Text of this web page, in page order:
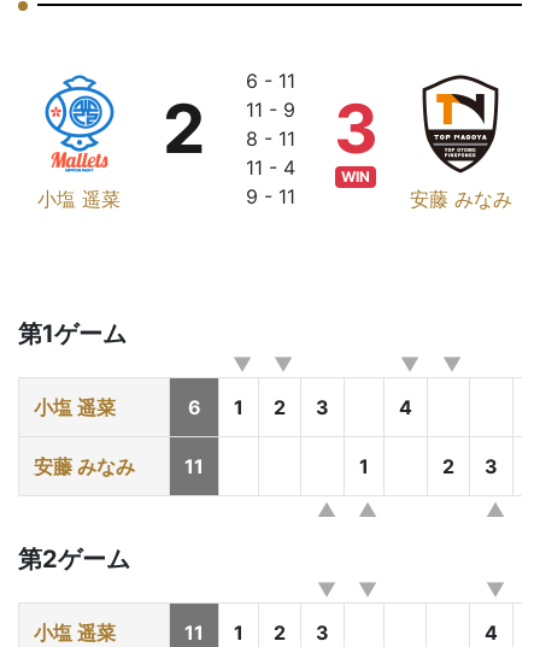
小塩 遥菜
2
6 - 11
11 - 9
8 - 11
11 - 4
9 - 11
安藤 みなみ
3
WIN
第1ゲーム
小塩 遥菜 6 1 2 3 4
安藤 みなみ 11 1 2 3
第2ゲーム
小塩 遥菜 11 1 2 3 4